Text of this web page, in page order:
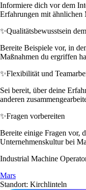
Informiere dich vor dem
Erfahrungen mit ähnlichen
✨Qualitätsbewusstsein
Bereite Beispiele vor, in
Maßnahmen du ergriffen
✨Flexibilität und
Sei bereit, über deine
anderen
✨Fragen vorbereiten
Bereite einige Fragen vor,
Unternehmenskultur bei
Industrial Machine
Mars
Standort: Kirchlinteln